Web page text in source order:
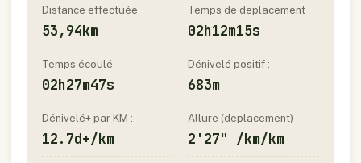
Distance effectuée
53,94km
Temps de deplacement
02h12m15s
Temps écoulé
02h27m47s
Dénivelé positif :
683m
Dénivelé+ par KM :
12.7d+/km
Allure (deplacement)
2'27" /km/km